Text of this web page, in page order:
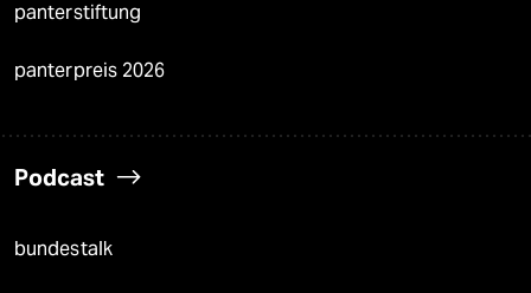
panterstiftung
panterpreis 2026
Podcast
bundestalk